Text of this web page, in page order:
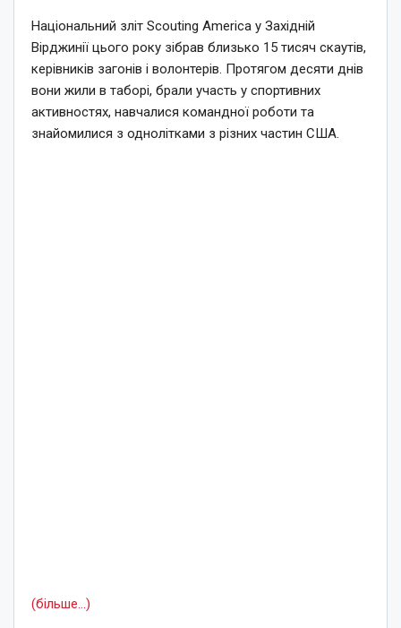
Національний зліт Scouting America у Західній
Вірджинії цього року зібрав близько 15 тисяч скаутів,
керівників загонів і волонтерів. Протягом десяти днів
вони жили в таборі, брали участь у спортивних
активностях, навчалися командної роботи та
знайомилися з однолітками з різних частин США.
(більше…)